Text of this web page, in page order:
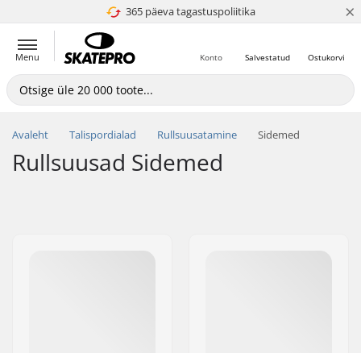
365 päeva tagastuspoliitika
4.8 paljaks 5 ×
Menu Ostukorvi
Salvestatud
Konto
Avaleht Talispordialad Rullsuusatamine Sidemed
Rullsuusad Sidemed